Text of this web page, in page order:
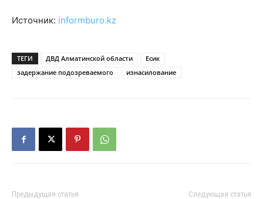
Источник: informburo.kz
ТЕГИ ДВД Алматинской области
Есик
задержание подозреваемого
изнасилование
Предыдущая статья Следующая статья